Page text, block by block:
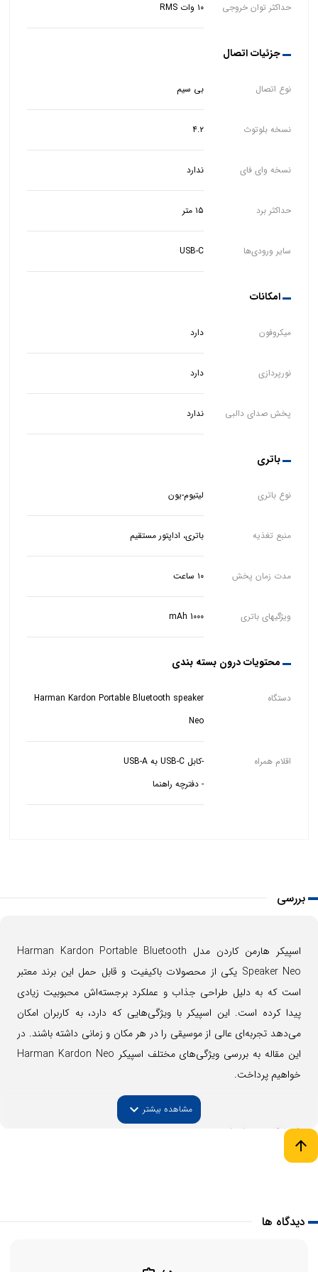
حداکثر توان خروجی ۱۰ وات RMS
جزئیات اتصال
نوع اتصال بی سیم
نسخه بلوتوث ۴.۲
نسخه وای فای ندارد
حداکثر برد ۱۵ متر
سایر ورودی‌ها USB-C
امکانات
میکروفون دارد
نورپردازی دارد
پخش صدای دالبی ندارد
باتری
نوع باتری لیتیوم-یون
منبع تغذیه باتری، اداپتور مستقیم
مدت زمان پخش ۱۰ ساعت
ویژگیهای باتری 1000 mAh
محتویات درون بسته بندی
دستگاه
Harman Kardon Portable Bluetooth speaker
Neo
اقلام همراه
-کابل USB-C به USB-A
- دفترچه راهنما
بررسی
اسپیکر هارمن کاردن مدل Harman Kardon Portable Bluetooth
Speaker Neo یکی از محصولات باکیفیت و قابل حمل این برند معتبر
است که به دلیل طراحی جذاب و عملکرد برجسته‌اش محبوبیت زیادی
پیدا کرده است. این اسپیکر با ویژگی‌هایی که دارد، به کاربران امکان
می‌دهد تجربه‌ای عالی از موسیقی را در هر مکان و زمانی داشته باشند. در
این مقاله به بررسی ویژگی‌های مختلف اسپیکر Harman Kardon Neo
خواهیم پرداخت.
1. طراحی و ساختار
یکی از اولین ویژگی‌هایی که توجه شما را جلب می‌کند، طراحی منحصر به
کوله‌پشتی خود قرار دهید و در هر مکانی به راحتی استفاده کنید. این
مشاهده بیشترexpand_more
arrow_upward
دیدگاه ها